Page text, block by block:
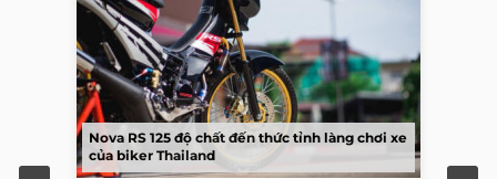
Nova RS 125 độ chất đến thức tỉnh làng chơi xe
của biker Thailand